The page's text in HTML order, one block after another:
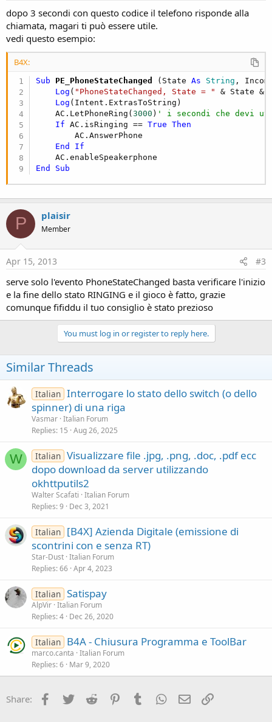
dopo 3 secondi con questo codice il telefono risponde alla
chiamata, magari ti può essere utile.
vedi questo esempio:
B4X:
Sub PE_PhoneStateChanged (State As String ,
Log ( "PhoneStateChanged, State = " & State &
Log (Intent.ExtrasToString)
    AC.LetPhoneRing(
3000 ) ' i secondi che devi
If AC.isRinging == True
Then
        AC.AnswerPhone
End
If
End
Sub
P plaisir
Member
Apr 15, 2013 #3
serve solo l'evento PhoneStateChanged basta verificare l'inizio
e la fine dello stato RINGING e il gioco è fatto, grazie
comunque fifiddu il tuo consiglio è stato prezioso
You must log in or register to reply here.
Similar Threads
Italian Interrogare lo stato dello switch (o dello
spinner) di una riga
Vasmar Italian Forum
Replies 15 Aug 26, 2025
W Italian Visualizzare file .jpg, .png, .doc, .pdf ecc
dopo download da server utilizzando
okhttputils2
Walter Scafati Italian Forum
Replies 9 Dec 3, 2021
Italian [B4X] Azienda Digitale (emissione di
scontrini con e senza RT)
Star-Dust Italian Forum
Replies 66 Apr 4, 2023
Italian Satispay
AlpVir Italian Forum
Replies 4 Dec 26, 2020
Italian B4A - Chiusura Programma e ToolBar
marco.canta Italian Forum
Replies 6 Mar 9, 2020
Share: Facebook
Twitter Reddit PinterestTumblr WhatsApp
Email